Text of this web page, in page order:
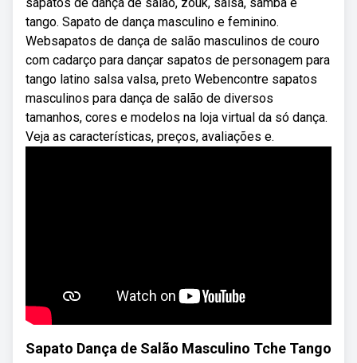
tango. Sapato de dança masculino e feminino.
Websapatos de dança de salão masculinos de couro
com cadarço para dançar sapatos de personagem para
tango latino salsa valsa, preto Webencontre sapatos
masculinos para dança de salão de diversos
tamanhos, cores e modelos na loja virtual da só dança.
Veja as características, preços, avaliações e.
Sapato Dança de Salão Masculino Tche Tango